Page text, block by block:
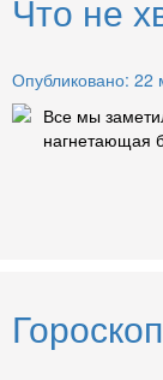
Что не
Опубликовано: 22
Все мы
нагнетающая